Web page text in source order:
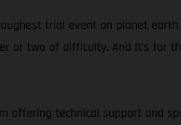
trial event on planet
or two of difficulty. And it’s for
offering technical support and